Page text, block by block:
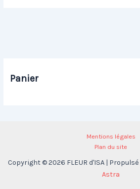
Panier
Mentions légales
Plan du site
Copyright © 2026 FLEUR d'ISA |
Astra